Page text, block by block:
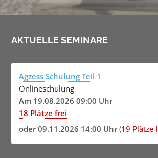
AKTUELLE SEMINARE
Agzess Schulung Teil 1
Onlineschulung
Am 19.08.2026 09:00 Uhr
18 Plätze frei
oder09.11.2026 14:00 Uhr (19 Plätze